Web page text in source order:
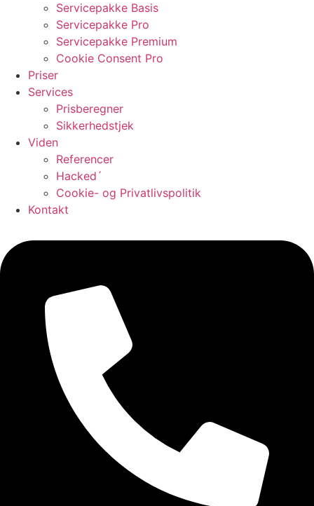
Servicepakke Basis
Servicepakke Pro
Servicepakke Premium
Cookie Consent Pro
Priser
Services
Prisberegner
Sikkerhedstjek
Viden
Referencer
Hacked´
Cookie- og Privatlivspolitik
Kontakt